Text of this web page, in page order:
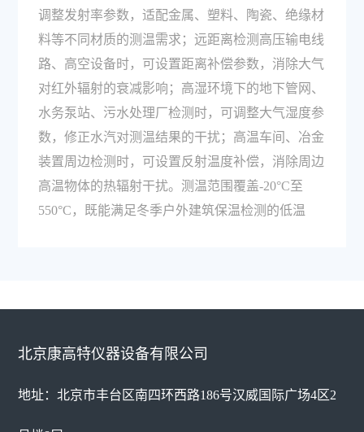
调整发射率参数，适配金属、塑料、陶瓷、绝缘材
料等不同材质的测温需求；远距离检测高压输电线
路、高空设备时，可设置距离补偿参数，消除大气
对红外辐射的衰减影响；高湿环境下的地下管网、
水务泵站、污水处理厂检测时，可调整大气湿度参
数，修正水汽对测温结果的干扰；高温车间、冶金
装置周边检测时，可设置反射温度补偿，消除周边
高温物体的热辐射干扰。测温范围覆盖-20°C至
550°C，既能满足冬季户外建筑保温检测的低温
北京康高特仪器设备有限公司
地址：北京市丰台区南四环西路186号汉威国际广场4区2